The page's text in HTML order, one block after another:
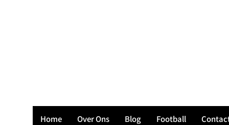
Home Over Ons Blog Football